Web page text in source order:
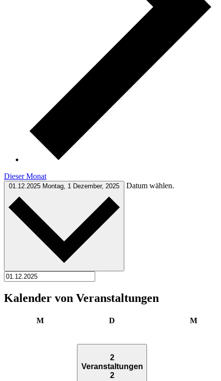
Dieser Monat
01.12.2025 Montag, 1 Dezember, 2025 Datum wählen.
Kalender von Veranstaltungen
MMontag D M
2
Veranstaltungen
2